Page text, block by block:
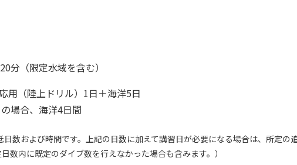
分（限定水域を含む）
用（陸上ドリル）1日＋海洋5日
場合、海洋4日間
数および時間です。上記の日数に加えて講習日が必要になる場合は、所定の
数内に既定のダイブ数を行えなかった場合も含みます。）